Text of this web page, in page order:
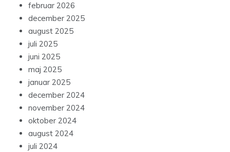
februar 2026
december 2025
august 2025
juli 2025
juni 2025
maj 2025
januar 2025
december 2024
november 2024
oktober 2024
august 2024
juli 2024